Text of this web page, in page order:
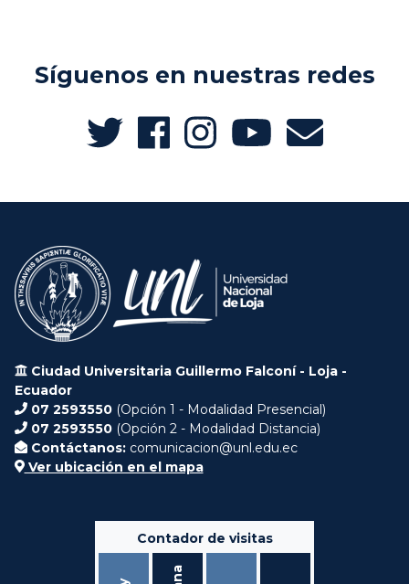
Síguenos en nuestras redes
Ciudad Universitaria Guillermo Falconí - Loja -
Ecuador
07 2593550 (Opción 1 - Modalidad Presencial)
07 2593550 (Opción 2 - Modalidad Distancia)
Contáctanos: comunicacion@unl.edu.ec
Ver ubicación en el mapa
Contador de visitas